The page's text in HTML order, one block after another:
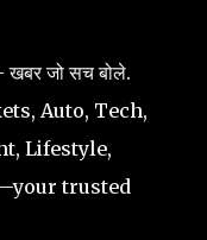
जो सच बोले.
Auto, Tech,
Lifestyle,
trusted